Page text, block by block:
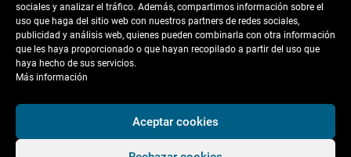
sociales y analizar el tráfico. Además, compartimos información sobre el
uso que haga del sitio web con nuestros partners de redes sociales,
publicidad y análisis web, quienes pueden combinarla con otra información
que les haya proporcionado o que hayan recopilado a partir del uso que
haya hecho de sus servicios.
Más información
Aceptar cookies
LinkedIn
Instagram
Facebook
Copyright © 2026 Kernel
Política de Privacidad